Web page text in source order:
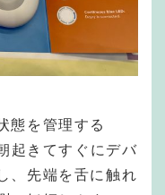
態を管理する
起きてすぐにデバ
、先端を舌に触れ